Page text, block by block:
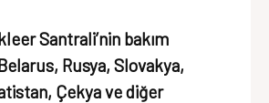
Santrali’nin bakım
Rusya, Slovakya,
Çekya ve diğer